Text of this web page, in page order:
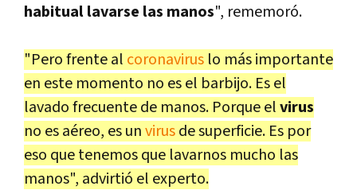
habitual lavarse las manos", rememoró.
"Pero frente al coronavirus lo más importante
en este momento no es el barbijo. Es el
lavado frecuente de manos. Porque elvirus
no es aéreo, es unvirusde superficie. Es por
eso que tenemos que lavarnos mucho las
manos", advirtió el experto.